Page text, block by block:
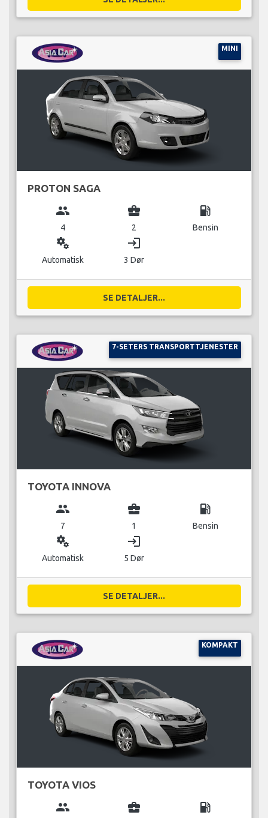
MINI
PROTON SAGA
group
4
business_center
2
local_gas_station
Bensin
miscellaneous_services
Automatisk
login
3 Dør
SE DETALJER...
7-SETERS TRANSPORTTJENESTER
TOYOTA INNOVA
group
7
business_center
1
local_gas_station
Bensin
miscellaneous_services
Automatisk
login
5 Dør
SE DETALJER...
KOMPAKT
TOYOTA VIOS
group business_center local_gas_station